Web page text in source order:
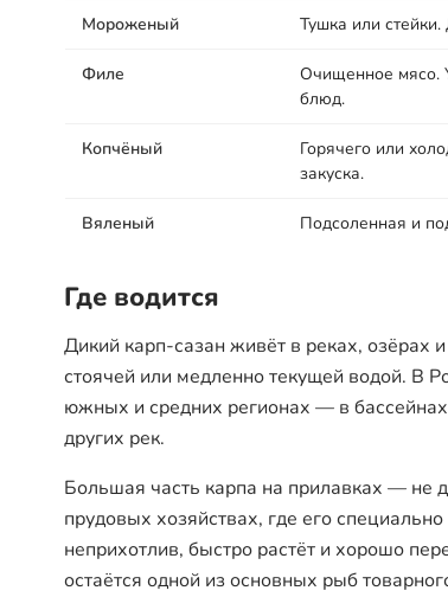
Мороженый Тушка или
Филе
Очищенное мясо.
блюд.
Копчёный
Горячего или
закуска.
Вяленый Подсоленная и
Где водится
Дикий карп-сазан живёт в реках, озёрах
стоячей или медленно текущей водой. В
южных и средних регионах — в
других рек.
Большая часть карпа на прилавках — не
прудовых хозяйствах, где его
неприхотлив, быстро растёт и хорошо
остаётся одной из основных рыб